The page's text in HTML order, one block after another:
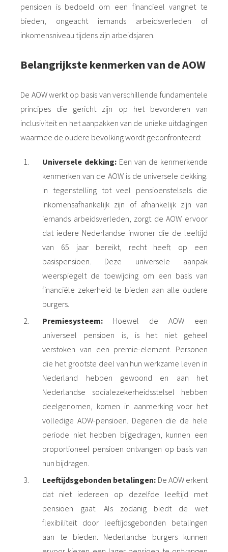
pensioen is bedoeld om een financieel vangnet te
bieden, ongeacht iemands arbeidsverleden of
inkomensniveau tijdens zijn arbeidsjaren.
Belangrijkste kenmerken van de AOW
De AOW werkt op basis van verschillende fundamentele
principes die gericht zijn op het bevorderen van
inclusiviteit en het aanpakken van de unieke uitdagingen
waarmee de oudere bevolking wordt geconfronteerd:
Universele dekking: Een van de kenmerkende
kenmerken van de AOW is de universele dekking.
In tegenstelling tot veel pensioenstelsels die
inkomensafhankelijk zijn of afhankelijk zijn van
iemands arbeidsverleden, zorgt de AOW ervoor
dat iedere Nederlandse inwoner die de leeftijd
van 65 jaar bereikt, recht heeft op een
basispensioen. Deze universele aanpak
weerspiegelt de toewijding om een basis van
financiële zekerheid te bieden aan alle oudere
burgers.
Premiesysteem: Hoewel de AOW een
universeel pensioen is, is het niet geheel
verstoken van een premie-element. Personen
die het grootste deel van hun werkzame leven in
Nederland hebben gewoond en aan het
Nederlandse socialezekerheidsstelsel hebben
deelgenomen, komen in aanmerking voor het
volledige AOW-pensioen. Degenen die de hele
periode niet hebben bijgedragen, kunnen een
proportioneel pensioen ontvangen op basis van
hun bijdragen.
Leeftijdsgebonden betalingen: De AOW erkent
dat niet iedereen op dezelfde leeftijd met
pensioen gaat. Als zodanig biedt de wet
flexibiliteit door leeftijdsgebonden betalingen
aan te bieden. Nederlandse burgers kunnen